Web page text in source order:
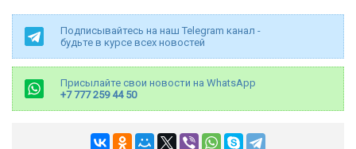
Подписывайтесь на наш Telegram канал -
будьте в курсе всех новостей
Присылайте свои новости на WhatsApp
+7 777 259 44 50